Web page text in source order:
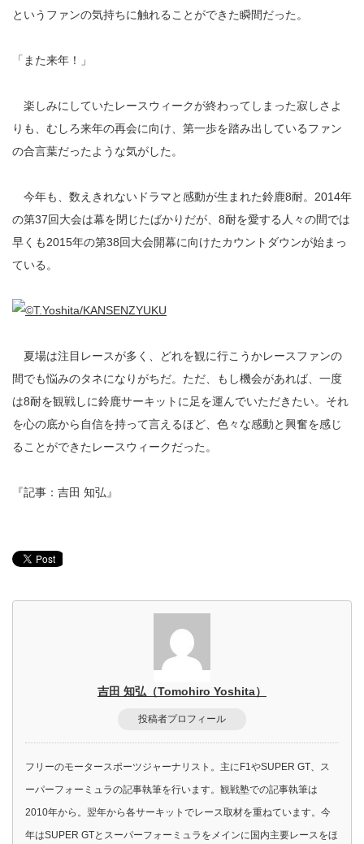
というファンの気持ちに触れることができた瞬間だった。
「また来年！」
楽しみにしていたレースウィークが終わってしまった寂しさよ
りも、むしろ来年の再会に向け、第一歩を踏み出しているファン
の合言葉だったような気がした。
今年も、数えきれないドラマと感動が生まれた鈴鹿8耐。2014年
の第37回大会は幕を閉じたばかりだが、8耐を愛する人々の間では
早くも2015年の第38回大会開幕に向けたカウントダウンが始まっ
ている。
夏場は注目レースが多く、どれを観に行こうかレースファンの
間でも悩みのタネになりがちだ。ただ、もし機会があれば、一度
は8耐を観戦しに鈴鹿サーキットに足を運んでいただきたい。それ
を心の底から自信を持って言えるほど、色々な感動と興奮を感じ
ることができたレースウィークだった。
『記事：吉田 知弘』
吉田 知弘（Tomohiro Yoshita）
投稿者プロフィール
フリーのモータースポーツジャーナリスト。主にF1やSUPER GT、ス
ーパーフォーミュラの記事執筆を行います。観戦塾での記事執筆は
2010年から。翌年から各サーキットでレース取材を重ねています。今
年はSUPER GTとスーパーフォーミュラをメインに国内主要レースをほ